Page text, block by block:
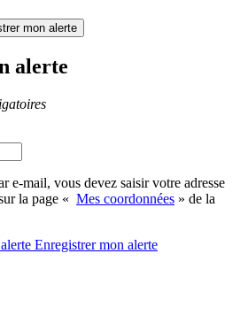
mon alerte
alerte
e-mail, vous devez saisir votre adresse
la page « Mes coordonnées » de la
Enregistrermon alerte